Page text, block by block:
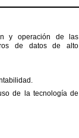
y operación de las
de datos de alto
de la tecnología de